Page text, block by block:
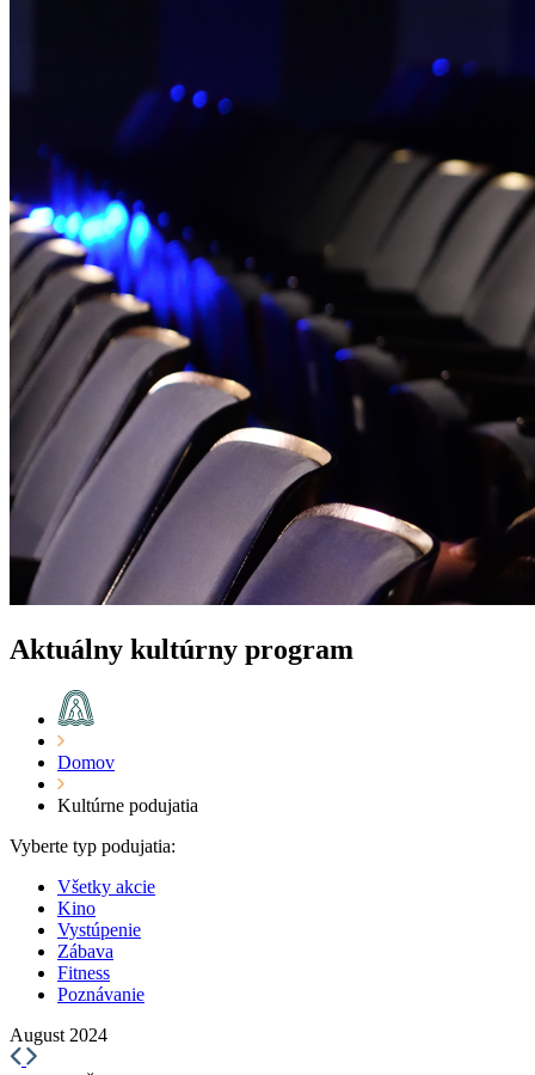
Aktuálny kultúrny program
Domov
Kultúrne podujatia
Vyberte typ podujatia:
Všetky akcie
Kino
Vystúpenie
Zábava
Fitness
Poznávanie
August 2024